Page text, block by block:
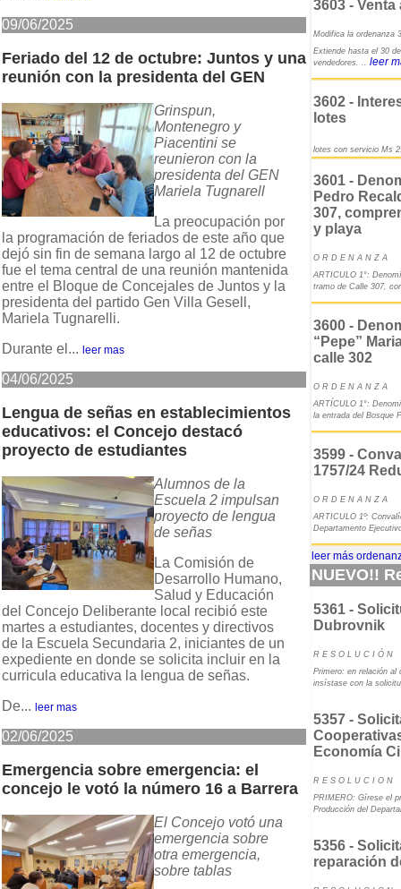
09/06/2025
Feriado del 12 de octubre: Juntos y una
reunión con la presidenta del GEN
Grinspun,
Montenegro y
Piacentini se
reunieron con la
presidenta del GEN
Mariela Tugnarell
La preocupación por
la programación de feriados de este año que
dejó sin fin de semana largo al 12 de octubre
fue el tema central de una reunión mantenida
entre el Bloque de Concejales de Juntos y la
presidenta del partido Gen Villa Gesell,
Mariela Tugnarelli.
Durante el... leer mas
04/06/2025
Lengua de señas en establecimientos
educativos: el Concejo destacó
proyecto de estudiantes
Alumnos de la
Escuela 2 impulsan
proyecto de lengua
de señas
La Comisión de
Desarrollo Humano,
Salud y Educación
del Concejo Deliberante local recibió este
martes a estudiantes, docentes y directivos
de la Escuela Secundaria 2, iniciantes de un
expediente en donde se solicita incluir en la
curricula educativa la lengua de señas.
De... leer mas
02/06/2025
Emergencia sobre emergencia: el
concejo le votó la número 16 a Barrera
El Concejo votó una
emergencia sobre
otra emergencia,
sobre tablas
3603 -
Modifica la ordenanza
Extiende hasta el 30
vendedores. .. leer
3602 -
lotes
lotes con servicio Ms
3601 -
Pedro
307,
y playa
O R D E N A N Z A
ARTICULO 1°:
tramo de Calle 307,
3600 -
“Pepe”
calle 302
O R D E N A N Z A
ARTÍCULO 1°:
la entrada del Bosque
3599 -
1757/24
O R D E N A N Z A
ARTICULO 1º:
Departamento
leer más
NUEVO!!
5361 -
Dubrovnik
R E S O L U C I Ó N
Primero: en relación al
insístase con la
5357 -
Economía
R E S O L U C I O N
PRIMERO: Gírese el
Producción del
5356 -
reparación